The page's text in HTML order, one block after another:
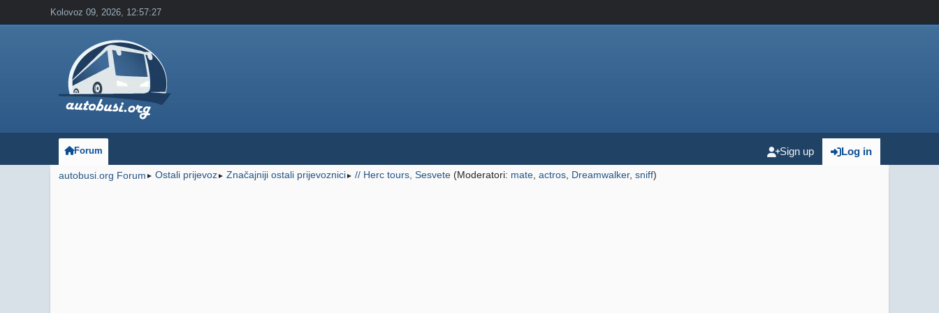
Kolovoz 09, 2026, 12:57:27
Log in
Sign up
Forum
autobusi.org Forum ► Ostali prijevoz► Značajniji ostali prijevoznici► // Herc tours, Sesvete (Moderatori: mate actros Dreamwalker, sniff)